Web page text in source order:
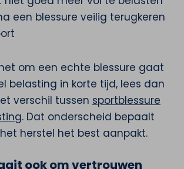
een blessure veilig terugkeren
om een echte blessure gaat
belasting in korte tijd, lees dan
verschil tussen sportblessure
. Dat onderscheid bepaalt
herstel het best aanpakt.
ook om vertrouwen